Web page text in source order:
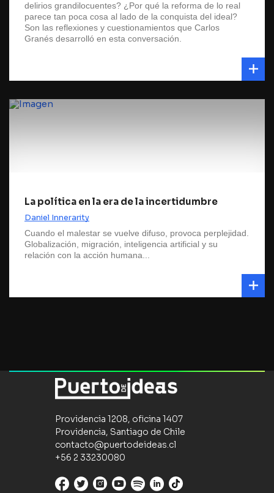
delirios grandilocuentes? ¿Por qué la reforma de lo real
parece tan poca cosa al lado de la conquista del ideal?
Son las reflexiones y cuestionamientos que Carlos
Granés desarrolló en esta conversación.
La política en la era de la incertidumbre
Daniel Innerarity
Cuando el malestar se vuelve difuso, provoca perplejidad.
Globalización, migración, inteligencia artificial y su
relación con la acción humana...
Providencia 1208, oficina 1407
Providencia, Santiago de Chile
contacto@puertodeideas.cl
+56 2 33230080